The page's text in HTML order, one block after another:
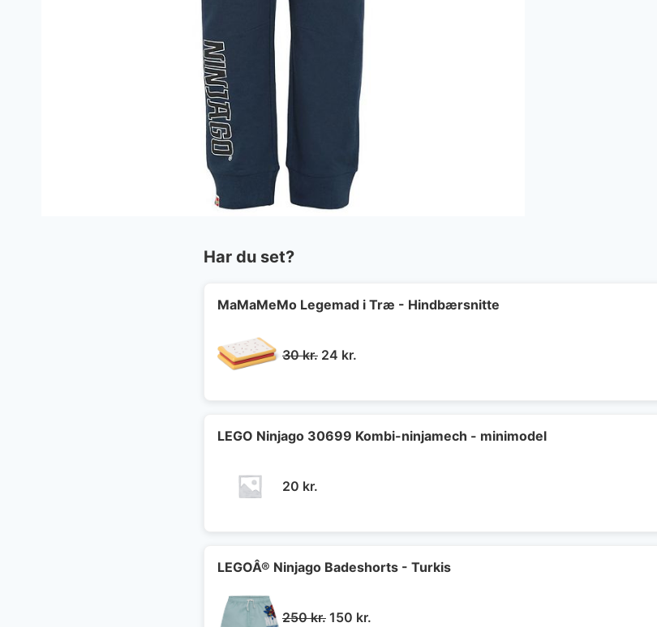
Har du set?
MaMaMeMo Legemad i Træ - Hindbærsnitte
30kr. Den
30 kr..
24 kr.
24 kr..
LEGO Ninjago 30699 Kombi-ninjamech - minimodel
20 kr.
LEGOÂ® Ninjago Badeshorts - Turkis
250kr. Den
150 kr.